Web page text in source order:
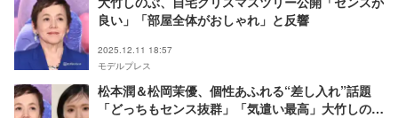
良い」「部屋全体がおしゃれ」と反響
2025.12.11 18:57
モデルプレス
松本潤＆松岡茉優、個性あふれる“差し入れ”話題
「どっちもセンス抜群」「気遣い最高」大竹しのぶ